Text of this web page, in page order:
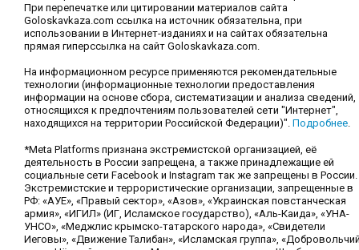
При перепечатке или цитировании материалов сайта
Goloskavkaza.com ссылка на источник обязательна, при
использовании в Интернет-изданиях и на сайтах обязательна
прямая гиперссылка на сайт Goloskavkaza.com.
На информационном ресурсе применяются рекомендательные
технологии (информационные технологии предоставления
информации на основе сбора, систематизации и анализа сведений,
относящихся к предпочтениям пользователей сети "Интернет",
находящихся на территории Российской Федерации)". Подробнее.
*Meta Platforms признана экстремистской организацией, её
деятельность в России запрещена, а также принадлежащие ей
социальные сети Facebook и Instagram так же запрещены в России.
Экстремистские и террористические организации, запрещенные в
РФ: «АУЕ», «Правый сектор», «Азов», «Украинская повстанческая
армия», «ИГИЛ» (ИГ, Исламское государство), «Аль-Каида», «УНА-
УНСО», «Меджлис крымско-татарского народа», «Свидетели
Иеговы», «Движение Талибан», «Исламская группа»,